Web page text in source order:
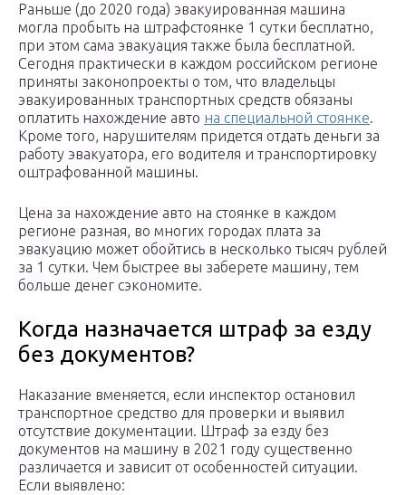
Раньше (до 2020 года) эвакуированная машина
могла пробыть на штрафстоянке 1 сутки бесплатно,
при этом сама эвакуация также была бесплатной.
Сегодня практически в каждом российском регионе
приняты законопроекты о том, что владельцы
эвакуированных транспортных средств обязаны
оплатить нахождение авто на специальной стоянке.
Кроме того, нарушителям придется отдать деньги за
работу эвакуатора, его водителя и транспортировку
оштрафованной машины.
Цена за нахождение авто на стоянке в каждом
регионе разная, во многих городах плата за
эвакуацию может обойтись в несколько тысяч рублей
за 1 сутки. Чем быстрее вы заберете машину, тем
больше денег сэкономите.
Когда назначается штраф за езду
без документов?
Наказание вменяется, если инспектор остановил
транспортное средство для проверки и выявил
отсутствие документации. Штраф за езду без
документов на машину в 2021 году существенно
различается и зависит от особенностей ситуации.
Если выявлено: